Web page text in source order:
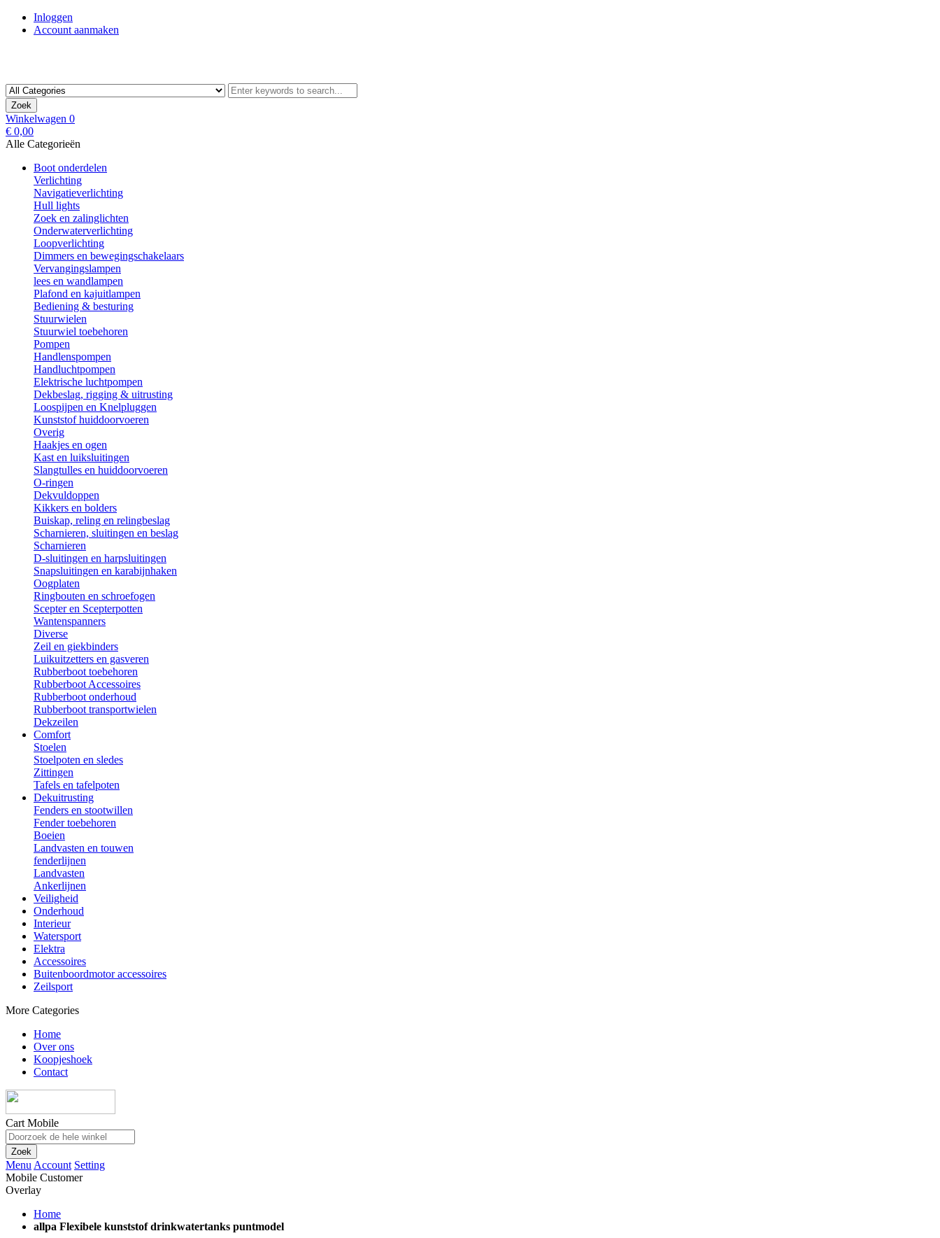
Inloggen
Account aanmaken
Zoek
Winkelwagen 0
€ 0,00
Alle Categorieën
Boot onderdelen
Verlichting
Navigatieverlichting
Hull lights
Zoek en zalinglichten
Onderwaterverlichting
Loopverlichting
Dimmers en bewegingschakelaars
Vervangingslampen
lees en wandlampen
Plafond en kajuitlampen
Bediening & besturing
Stuurwielen
Stuurwiel toebehoren
Pompen
Handlenspompen
Handluchtpompen
Elektrische luchtpompen
Dekbeslag, rigging & uitrusting
Loospijpen en Knelpluggen
Kunststof huiddoorvoeren
Overig
Haakjes en ogen
Kast en luiksluitingen
Slangtulles en huiddoorvoeren
O-ringen
Dekvuldoppen
Kikkers en bolders
Buiskap, reling en relingbeslag
Scharnieren, sluitingen en beslag
Scharnieren
D-sluitingen en harpsluitingen
Snapsluitingen en karabijnhaken
Oogplaten
Ringbouten en schroefogen
Scepter en Scepterpotten
Wantenspanners
Diverse
Zeil en giekbinders
Luikuitzetters en gasveren
Rubberboot toebehoren
Rubberboot Accessoires
Rubberboot onderhoud
Rubberboot transportwielen
Dekzeilen
Comfort
Stoelen
Stoelpoten en sledes
Zittingen
Tafels en tafelpoten
Dekuitrusting
Fenders en stootwillen
Fender toebehoren
Boeien
Landvasten en touwen
fenderlijnen
Landvasten
Ankerlijnen
Veiligheid
Onderhoud
Interieur
Watersport
Elektra
Accessoires
Buitenboordmotor accessoires
Zeilsport
More Categories
Home
Over ons
Koopjeshoek
Contact
Cart Mobile
Zoek
Menu Account Setting
Mobile Customer
Overlay
Home
allpa Flexibele kunststof drinkwatertanks puntmodel